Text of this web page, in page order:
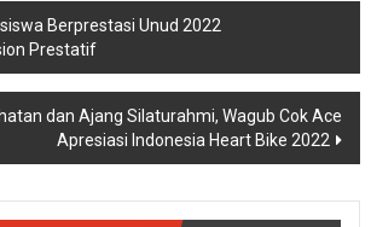
Berprestasi Unud 2022
Prestatif
dan Ajang Silaturahmi, Wagub Cok Ace
Apresiasi Indonesia Heart Bike 2022